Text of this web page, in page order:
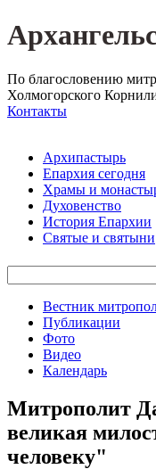
По благословению
Холмогорского
Контакты
Архипастырь
Епархия сегодня
Храмы и
Духовенство
История Епархии
Святые и святыни
Вестник
Публикации
Фото
Видео
Календарь
Митрополит
великая
человеку"